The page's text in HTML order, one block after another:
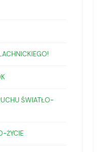
ŚWIATŁO-
ŻYCIE